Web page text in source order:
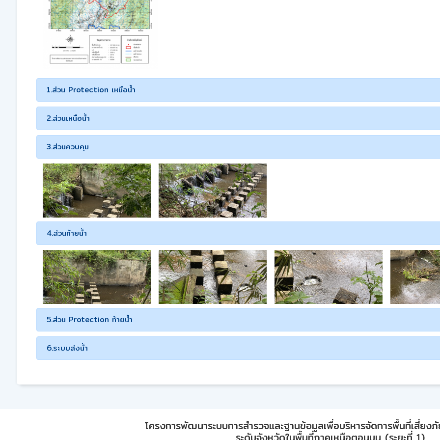
1.ส่วน Protection เหนือน้ำ
2.ส่วนเหนือน้ำ
3.ส่วนควบคุม
4.ส่วนท้ายน้ำ
5.ส่วน Protection ท้ายน้ำ
6.ระบบส่งน้ำ
โครงการพัฒนาระบบการสำรวจและฐานข้อมูลเพื่อบริหารจัดการพื้นที่เสี่ยง